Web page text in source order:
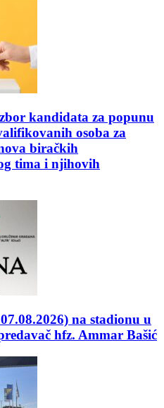
kandidata za popunu
osoba za
biračkih
tima i njihovih
na stadionu u
hfz. Ammar Bašić